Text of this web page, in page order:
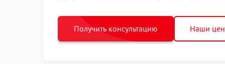
Получить консультацию Наши